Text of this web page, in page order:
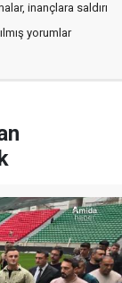
inançlara saldırı
yorumlar